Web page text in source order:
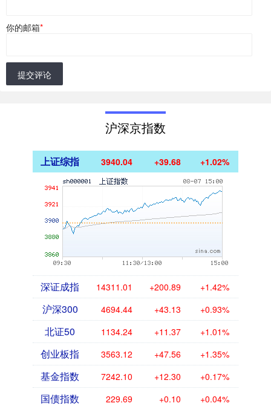
你的邮箱*
提交评论
沪深京指数
上证综指 3940.04 +39.68 +1.02%
深证成指 14311.01 +200.89 +1.42%
沪深300 4694.44 +43.13 +0.93%
北证50 1134.24 +11.37 +1.01%
创业板指 3563.12 +47.56 +1.35%
基金指数 7242.10 +12.30 +0.17%
国债指数 229.69 +0.10 +0.04%